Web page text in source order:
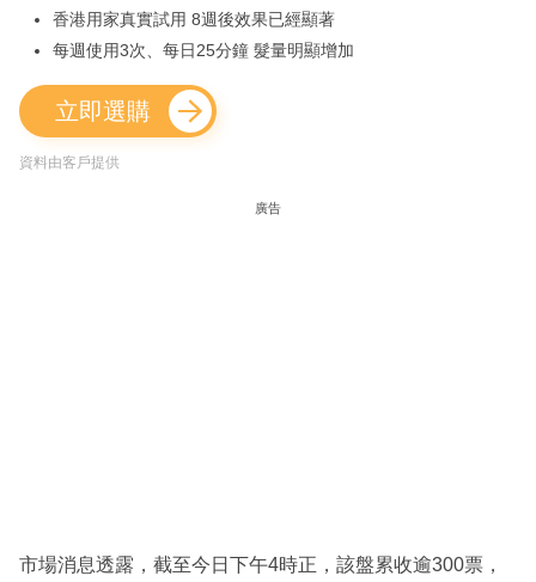
香港用家真實試用 8週後效果已經顯著
每週使用3次、每日25分鐘 髮量明顯增加
立即選購
資料由客戶提供
廣告
市場消息透露，截至今日下午4時正，該盤累收逾300票，